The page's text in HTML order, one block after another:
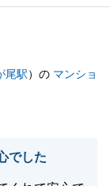
ございました
尾駅）の マンショ
でした